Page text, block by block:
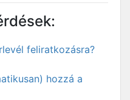
feliratkozásra?
hozzá a